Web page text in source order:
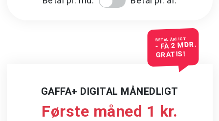
BETAL ÅRLIGT
- FÅ 2 MDR.
GRATIS!
GAFFA+ DIGITAL MÅNEDLIGT
Første måned 1 kr.